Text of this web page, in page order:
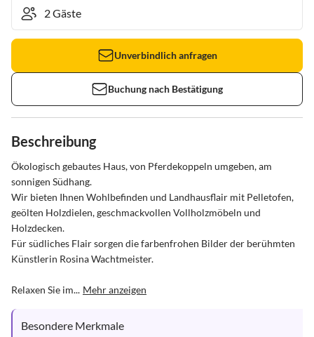
Unverbindlich anfragen
Buchung nach Bestätigung
Beschreibung
Ökologisch gebautes Haus, von Pferdekoppeln umgeben, am
sonnigen Südhang.
Wir bieten Ihnen Wohlbefinden und Landhausflair mit Pelletofen,
geölten Holzdielen, geschmackvollen Vollholzmöbeln und
Holzdecken.
Für südliches Flair sorgen die farbenfrohen Bilder der berühmten
Künstlerin Rosina Wachtmeister.
Relaxen Sie im... Mehr anzeigen
Besondere Merkmale